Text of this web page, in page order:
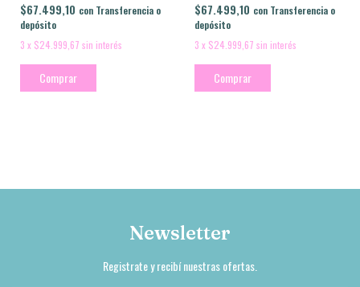
$67.499,10 con Transferencia o
depósito
3 x $24.999,67 sin interés
Comprar
$67.499,10 con Transferencia o
depósito
3 x $24.999,67 sin interés
Comprar
Newsletter
Registrate y recibí nuestras ofertas.